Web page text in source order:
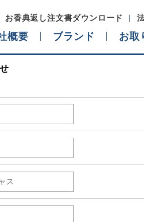
お香典返し注文書ダウンロード
概要 ブランド お取